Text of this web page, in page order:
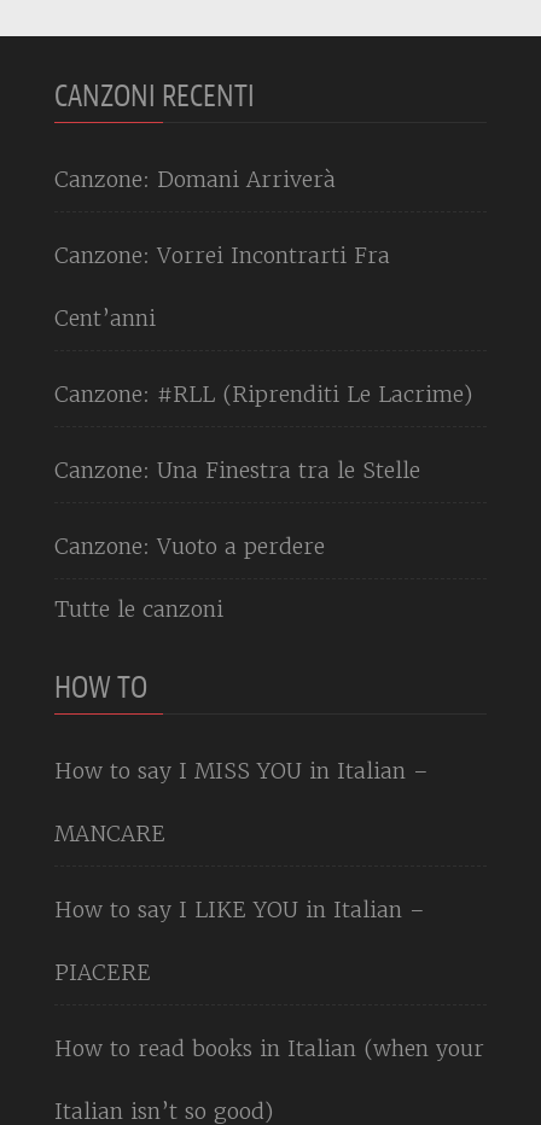
CANZONI RECENTI
Canzone: Domani Arriverà
Canzone: Vorrei Incontrarti Fra
Cent’anni
Canzone: #RLL (Riprenditi Le Lacrime)
Canzone: Una Finestra tra le Stelle
Canzone: Vuoto a perdere
Tutte le canzoni
HOW TO
How to say I MISS YOU in Italian –
MANCARE
How to say I LIKE YOU in Italian –
PIACERE
How to read books in Italian (when your
Italian isn’t so good)